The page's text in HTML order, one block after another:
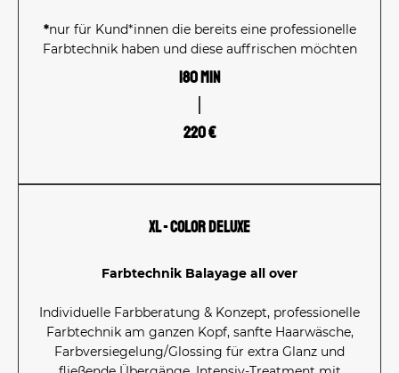
*nur für Kund*innen die bereits eine professionelle
Farbtechnik haben und diese auffrischen möchten
180 Min
220 €
XL - Color Deluxe
Farbtechnik Balayage all over
Individuelle Farbberatung & Konzept, professionelle
Farbtechnik am ganzen Kopf, sanfte Haarwäsche,
Farbversiegelung/Glossing für extra Glanz und